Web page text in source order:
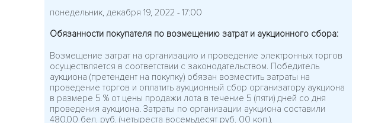
понедельник, декабря 19, 2022 - 17:00
Обязанности покупателя по возмещению затрат и аукционного сбора:
Возмещение затрат на организацию и проведение электронных торгов
осуществляется в соответствии с законодательством. Победитель
аукциона (претендент на покупку) обязан возместить затраты на
проведение торгов и оплатить аукционный сбор организатору аукциона
в размере 5 % от цены продажи лота в течение 5 (пяти) дней со дня
проведения аукциона. Затраты по организации аукциона составили
480,00 бел. руб. (четыреста восемьдесят руб. 00 коп.).